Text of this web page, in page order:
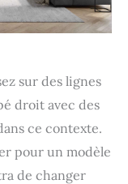
sur des lignes
droit avec des
ce contexte.
pour un modèle
de changer